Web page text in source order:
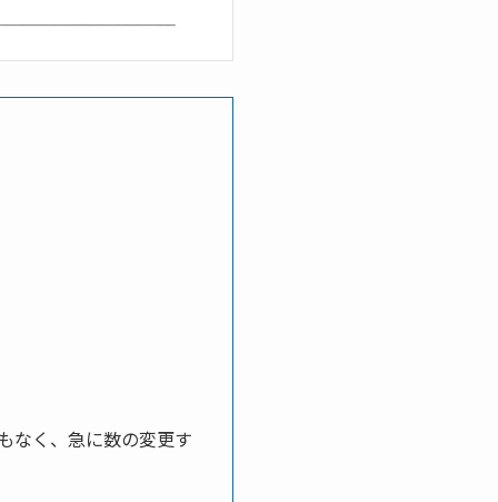
なく、急に数の変更す